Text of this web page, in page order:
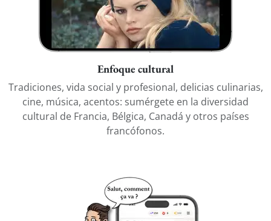
Enfoque cultural
Tradiciones, vida social y profesional, delicias culinarias,
cine, música, acentos: sumérgete en la diversidad
cultural de Francia, Bélgica, Canadá y otros países
francófonos.